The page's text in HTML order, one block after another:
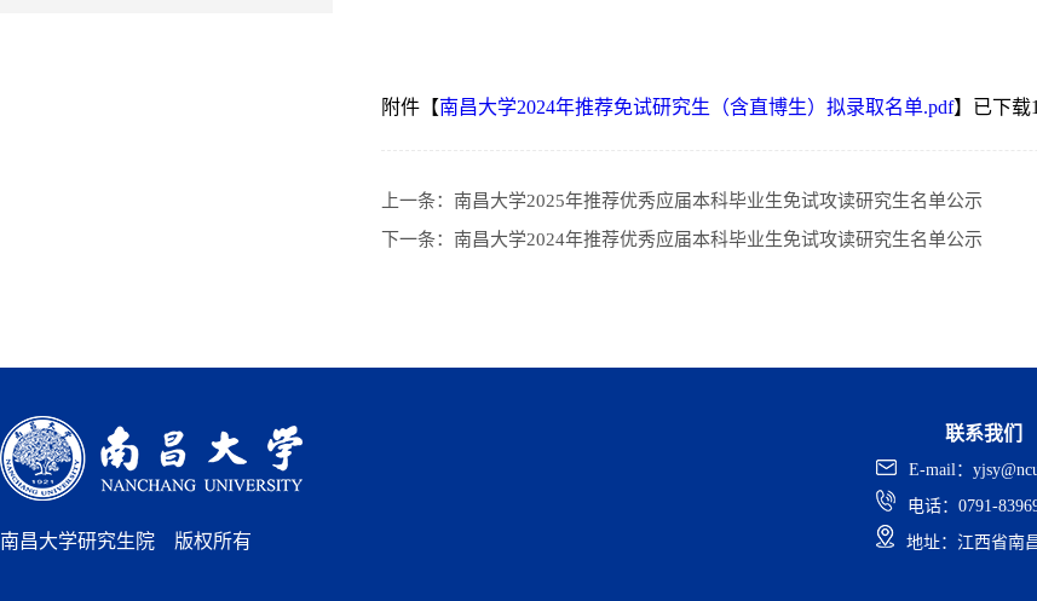
附件【南昌大学2024年推荐免试研究生（含直博生）拟录取名单.pdf】已下载
上一条： 南昌大学2025年推荐优秀应届本科毕业生免试攻读研究生名单公示
下一条： 南昌大学2024年推荐优秀应届本科毕业生免试攻读研究生名单公示
南昌大学研究生院 版权所有
联系我们
E-mail：
电话：0791-
地址：江西省南